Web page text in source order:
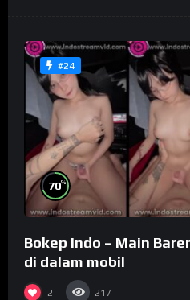
#24
70%
Bokep Indo – Main
di dalam mobil
2 217